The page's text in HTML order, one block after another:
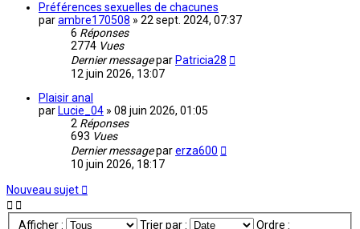
Préférences sexuelles de chacunes
parambre170508 » 22 sept. 2024, 07:37
6 Réponses
2774 Vues
Dernier messagepar Patricia28
12 juin 2026, 13:07
Plaisir anal
par Lucie_04 » 08 juin 2026, 01:05
2 Réponses
693 Vues
Dernier messageparerza600
10 juin 2026, 18:17
Nouveau sujet
Afficher : Trier par : Ordre :